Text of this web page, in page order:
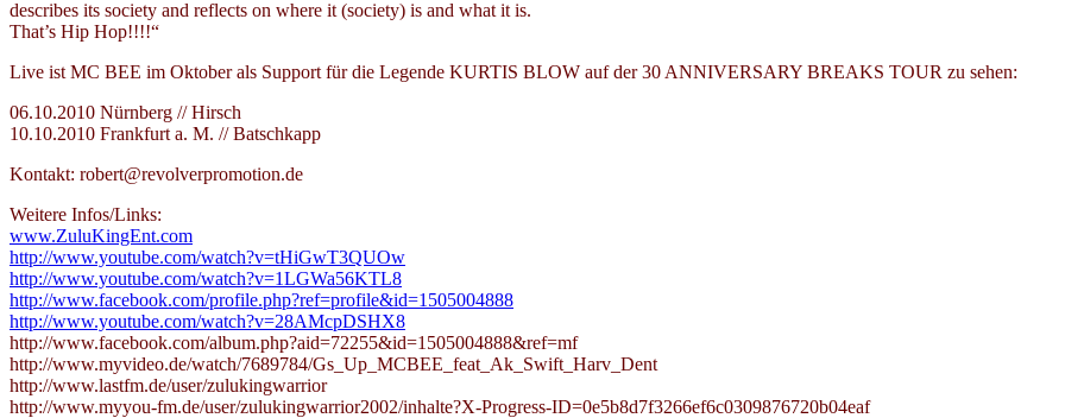
describes its society and reflects on where it (society) is and what it is.
That’s Hip Hop!!!!“
Live ist MC BEE im Oktober als Support für die Legende KURTIS BLOW auf der 30 ANNIVERSARY BREAKS TOUR zu sehen:
06.10.2010 Nürnberg // Hirsch
10.10.2010 Frankfurt a. M. // Batschkapp
Kontakt: robert@revolverpromotion.de
Weitere Infos/Links:
www.ZuluKingEnt.com
http://www.youtube.com/watch?v=tHiGwT3QUOw
http://www.youtube.com/watch?v=1LGWa56KTL8
http://www.facebook.com/profile.php?ref=profile&id=1505004888
http://www.youtube.com/watch?v=28AMcpDSHX8
http://www.facebook.com/album.php?aid=72255&id=1505004888&ref=mf
http://www.myvideo.de/watch/7689784/Gs_Up_MCBEE_feat_Ak_Swift_Harv_Dent
http://www.lastfm.de/user/zulukingwarrior
http://www.myyou-fm.de/user/zulukingwarrior2002/inhalte?X-Progress-ID=0e5b8d7f3266ef6c0309876720b04eaf